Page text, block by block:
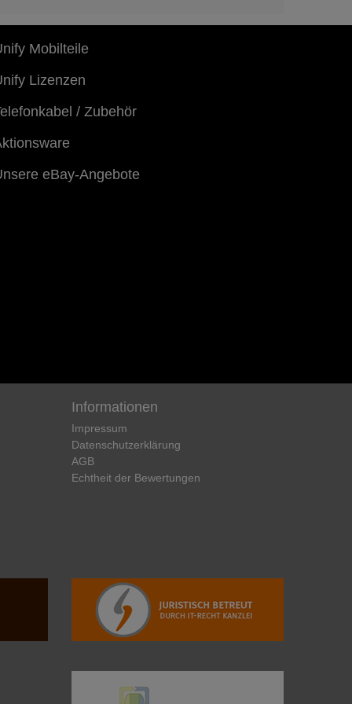
Mobilteile
Lizenzen
/ Zubehör
eBay-Angebote
Informationen
Impressum
Daten­schutz­erklärung
AGB
Echtheit der Bewertungen